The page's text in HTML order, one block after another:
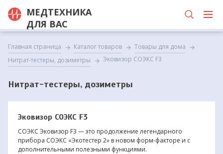
МЕДТЕХНИКА
ДЛЯ ВАС
Главная страница Каталог товаров
Товары для дома
Нитрат-тестеры, дозиметры
Эковизор СОЭКС F3
Нитрат-тестеры, дозиметры
Эковизор СОЭКС F3
СОЭКС Эковизор F3 — это продолжение легендарного
прибора СОЭКС «Экотестер 2» в новом форм-факторе и с
дополнительными полезными функциями.